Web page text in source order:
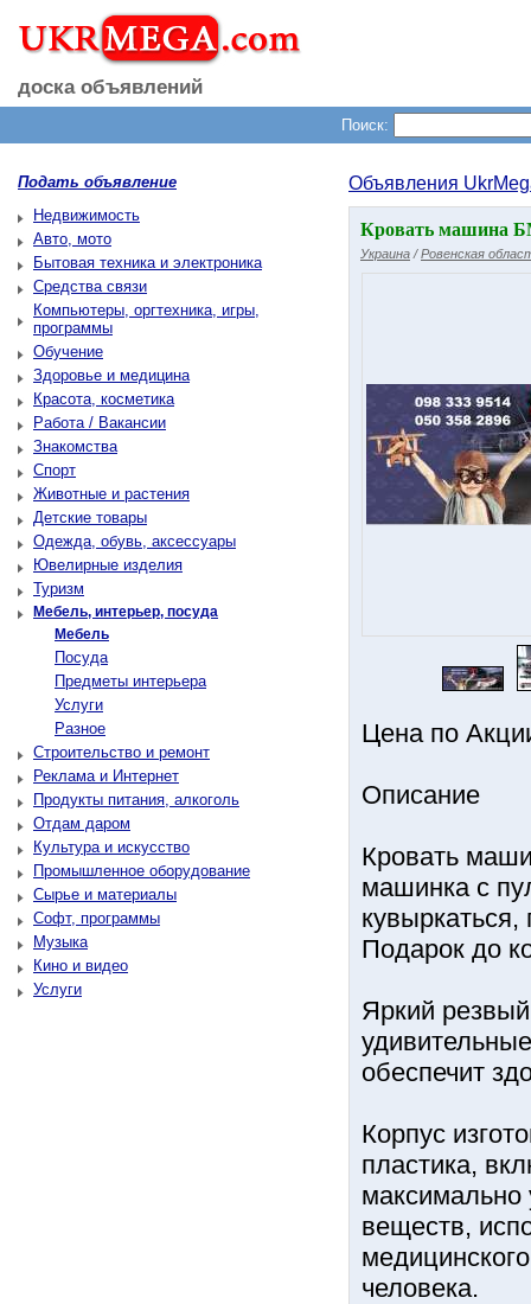
доска объявлений
Поиск:
Подать объявление
Недвижимость
Авто, мото
Бытовая техника и электроника
Средства связи
Компьютеры, оргтехника, игры,
программы
Обучение
Здоровье и медицина
Красота, косметика
Работа / Вакансии
Знакомства
Спорт
Животные и растения
Детские товары
Одежда, обувь, аксессуары
Ювелирные изделия
Туризм
Мебель, интерьер, посуда
Мебель
Посуда
Предметы интерьера
Услуги
Разное
Строительство и ремонт
Реклама и Интернет
Продукты питания, алкоголь
Отдам даром
Культура и искусство
Промышленное оборудование
Сырье и материалы
Софт, программы
Музыка
Кино и видео
Услуги
Объявления
Кровать машина
Украина /Ровенская
Цена по
Описание
Кровать
машинка с
кувыркаться,
Подарок до
Яркий
обеспечит
Корпус
пластика,
максимально
веществ,
человека.